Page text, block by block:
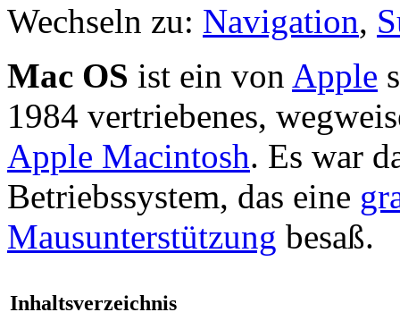
Wechseln zu: Navigation,
Mac OS ist ein von Apple
1984 vertriebenes,
Apple Macintosh. Es war
Betriebssystem, das eine
Mausunterstützung besaß.
Inhaltsverzeichnis